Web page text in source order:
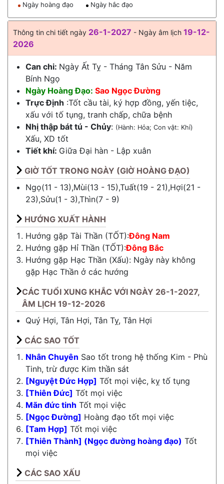
Ngày hoàng đạo Ngày hắc đạo
Thông tin chi tiết ngày 26-1-2027 - Ngày âm lịch 19-12-
2026
Can chi: Ngày Ất Tỵ - Tháng Tân Sửu - Năm
Bính Ngọ
Ngày Hoàng Đạo: Sao Ngọc Đường
Trực Định :Tốt cầu tài, ký hợp đồng, yến tiệc,
xấu với tố tụng, tranh chấp, chữa bệnh
Nhị thập bát tú - Chủy: (Hành: Hỏa; Con vật: Khỉ)
Xấu, XD tốt
Tiết khí: GiữaĐại hàn - Lập xuân
GIỜ TỐT TRONG NGÀY (GIỜ HOÀNG ĐẠO)
Ngọ(11 - 13),Mùi(13 - 15),Tuất(19 - 21),Hợi(21 -
23),Sửu(1 - 3),Thìn(7 - 9)
HƯỚNG XUẤT HÀNH
Hướng gặp Tài Thần (TỐT):Đông Nam
Hướng gặp Hỉ Thần (TỐT):Đông Bắc
Hướng gặp Hạc Thần (Xấu): Ngày này không
gặp Hạc Thần ở các hướng
CÁC TUỔI XUNG KHẮC VỚI NGÀY 26-1-2027,
ÂM LỊCH 19-12-2026
Quý Hợi, Tân Hợi, Tân Tỵ, Tân Hợi
CÁC SAO TỐT
Nhân Chuyên Sao tốt trong hệ thống Kim - Phù
Tinh, trừ được Kim thần sát
[Nguyệt Đức Hợp] Tốt mọi việc, kỵ tố tụng
[Thiên Đức] Tốt mọi việc
Mãn đức tinh Tốt mọi việc
[Ngọc Đường] Hoàng đạo tốt mọi việc
[Tam Hợp] Tốt mọi việc
[Thiên Thành] (Ngọc đường hoàng đạo) Tốt
mọi việc
CÁC SAO XẤU